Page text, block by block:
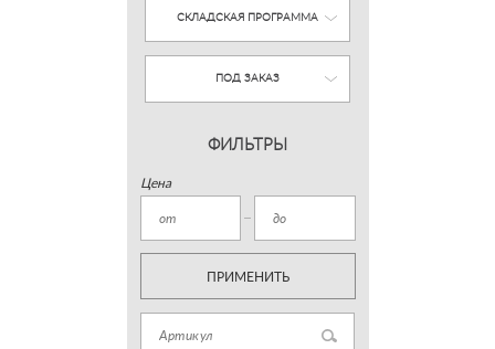
СКЛАДСКАЯ ПРОГРАММА
ПОД ЗАКАЗ
ФИЛЬТРЫ
Цена
ПРИМЕНИТЬ